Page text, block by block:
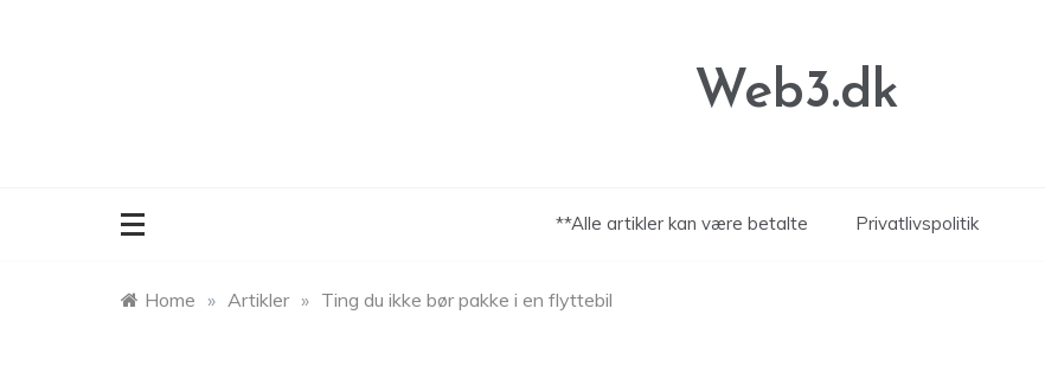
Web3.dk
**Alle artikler kan være betalte Privatlivspolitik
Home » Artikler » Ting du ikke bør pakke i en flyttebil